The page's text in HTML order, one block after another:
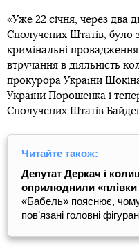
«Уже 22 січня, через два
Сполучених Штатів, було
кримінальні
втручання в діяльність
прокурора України
України Порошенка і
Сполучених Штатів
Читайте також:
Депутат Деркач і
оприлюднили
«Бабель» пояснює,
повʼязані головні